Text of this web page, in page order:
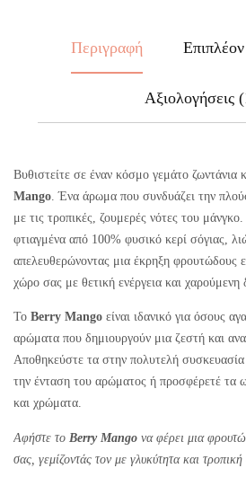
Περιγραφή
Αξιολογήσεις
Βυθιστείτε σε έναν κόσμο γεμάτο ζωντάνια
Mango . Ένα άρωμα που συνδυάζει την
με τις τροπικές, ζουμερές νότες του
φτιαγμένα από 100% φυσικό κερί σόγιας,
απελευθερώνοντας μια έκρηξη φρουτώδους
χώρο σας με θετική ενέργεια και χαρούμενη
Το Berry Mango είναι ιδανικό για όσους
αρώματα που δημιουργούν μια ζεστή και
Αποθηκεύστε τα στην πολυτελή συσκευασία
την ένταση του αρώματος ή προσφέρετέ τα
και χρώματα.
Αφήστε το Berry Mango να φέρει μια
σας, γεμίζοντάς τον με γλυκύτητα και